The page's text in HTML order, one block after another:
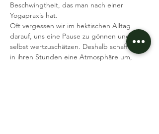
Beschwingtheit, das man nach einer
Yogapraxis hat.
Oft vergessen wir im hektischen Alltag
darauf, uns eine Pause zu gönnen und uns
selbst wertzuschätzen. Deshalb schafft sie
in ihren Stunden eine Atmosphäre um,